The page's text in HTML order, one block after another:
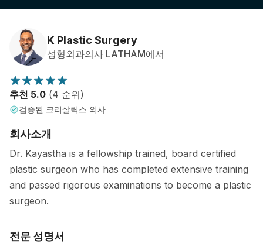
환자 후기
K Plastic Surgery
성형외과의사 LATHAM에서
추천 5.0 (4 순위)
검증된 크리살릭스 의사
회사소개
Dr. Kayastha is a fellowship trained, board certified
plastic surgeon who has completed extensive training
and passed rigorous examinations to become a plastic
surgeon.
전문 성명서